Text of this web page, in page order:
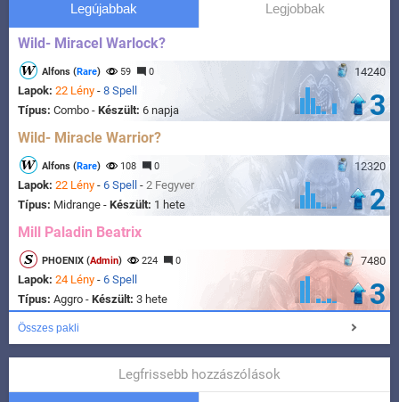
Legújabbak Legjobbak
Wild- Miracel Warlock?
14240
Alfons (Rare) 59 0
Lapok: 22 Lény - 8 Spell
Típus: Combo - Készült: 6 napja 3
Wild- Miracle Warrior?
12320
Alfons (Rare) 108 0
Lapok: 22 Lény - 6 Spell - 2 Fegyver
Típus: Midrange - Készült: 1 hete 2
Mill Paladin Beatrix
7480
PHOENIX (Admin) 224 0
Lapok: 24 Lény - 6 Spell
Típus: Aggro - Készült: 3 hete 3
Összes pakli
Legfrissebb hozzászólások